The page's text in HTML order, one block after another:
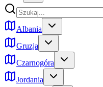
Albania
Gruzja
Czarnogóra
Jordania